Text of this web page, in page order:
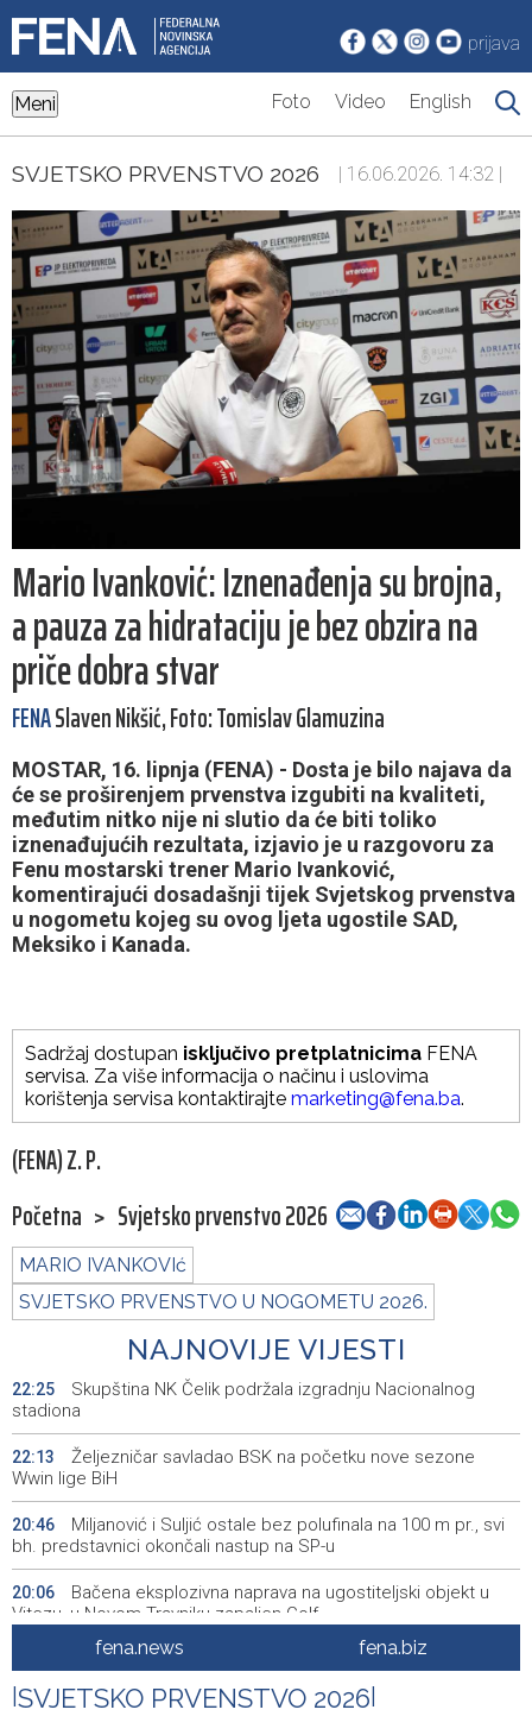
prijava
Meni Foto Video English
SVJETSKO PRVENSTVO 2026 | 16.06.2026. 14:32 |
Mario Ivanković: Iznenađenja su brojna,
a pauza za hidrataciju je bez obzira na
priče dobra stvar
FENASlaven Nikšić, Foto: Tomislav Glamuzina
MOSTAR, 16. lipnja (FENA) - Dosta je bilo najava da
će se proširenjem prvenstva izgubiti na kvaliteti,
međutim nitko nije ni slutio da će biti toliko
iznenađujućih rezultata, izjavio je u razgovoru za
Fenu mostarski trener Mario Ivanković,
komentirajući dosadašnji tijek Svjetskog prvenstva
u nogometu kojeg su ovog ljeta ugostile SAD,
Meksiko i Kanada.
Sadržaj dostupan isključivo pretplatnicima FENA
servisa. Za više informacija o načinu i uslovima
korištenja servisa kontaktirajte marketing@fena.ba.
(FENA) Z. P.
Početna > Svjetsko prvenstvo 2026
MARIO IVANKOVIć
SVJETSKO PRVENSTVO U NOGOMETU 2026.
NAJNOVIJE VIJESTI
22:25
Skupština NK Čelik podržala izgradnju Nacionalnog
stadiona
22:13
Željezničar savladao BSK na početku nove sezone
Wwin lige BiH
20:46
Miljanović i Suljić ostale bez polufinala na 100 m pr., svi
bh. predstavnici okončali nastup na SP-u
20:06
Bačena eksplozivna naprava na ugostiteljski objekt u
Vitezu, u Novom Travniku zapaljen Golf
Galerija ULUPUBiH otvara novu izlagačku sezonu,
predstavlja novi izlagački program
fena.news fena.biz
SVJETSKO PRVENSTVO 2026